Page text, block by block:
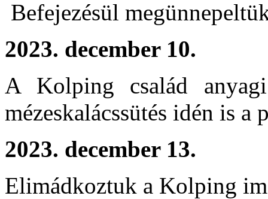
Befejezésül
2023. december 10.
A Kolping család
mézeskalácssütés idén is a
2023. december 13.
Elimádkoztuk a Kolping